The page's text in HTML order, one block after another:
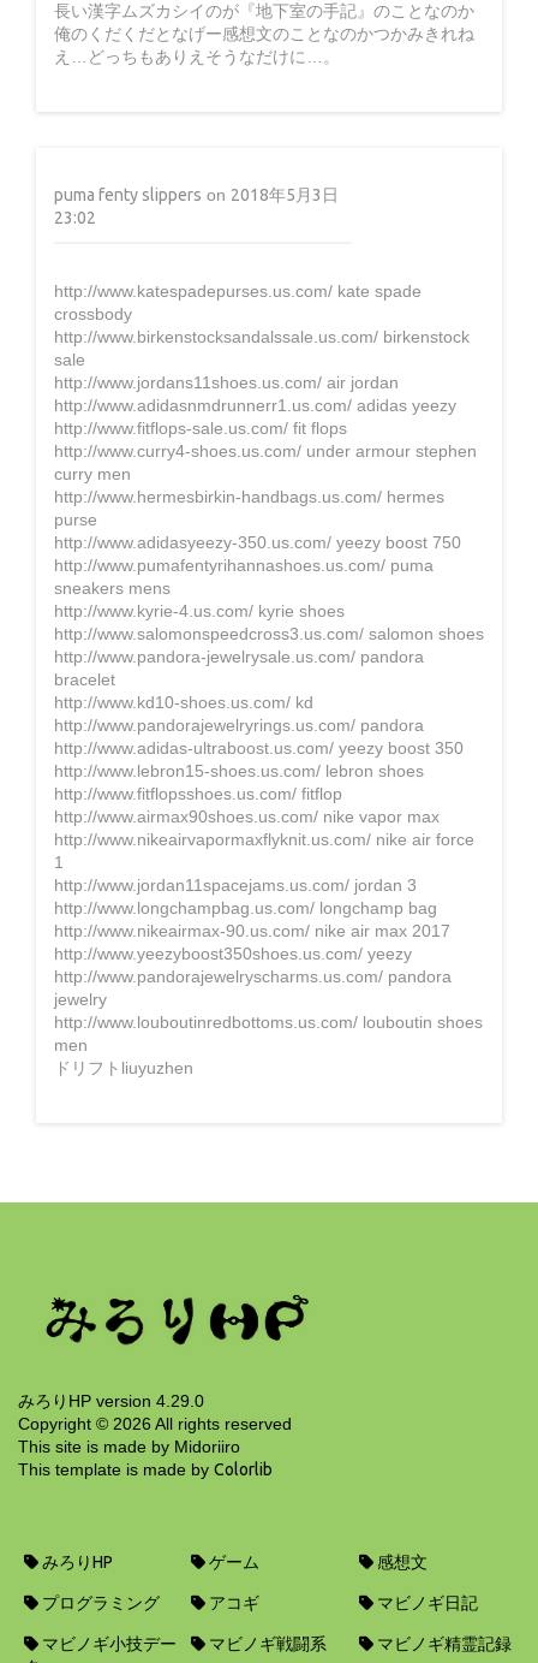
長い漢字ムズカシイのが『地下室の手記』のことなのか
俺のくだくだとなげー感想文のことなのかつかみきれね
え…どっちもありえそうなだけに…。
puma fenty slippers on 2018年5月3日
23:02
http://www.katespadepurses.us.com/ kate spade
crossbody
http://www.birkenstocksandalssale.us.com/ birkenstock
sale
http://www.jordans11shoes.us.com/ air jordan
http://www.adidasnmdrunnerr1.us.com/ adidas yeezy
http://www.fitflops-sale.us.com/ fit flops
http://www.curry4-shoes.us.com/ under armour stephen
curry men
http://www.hermesbirkin-handbags.us.com/ hermes
purse
http://www.adidasyeezy-350.us.com/ yeezy boost 750
http://www.pumafentyrihannashoes.us.com/ puma
sneakers mens
http://www.kyrie-4.us.com/ kyrie shoes
http://www.salomonspeedcross3.us.com/ salomon shoes
http://www.pandora-jewelrysale.us.com/ pandora
bracelet
http://www.kd10-shoes.us.com/ kd
http://www.pandorajewelryrings.us.com/ pandora
http://www.adidas-ultraboost.us.com/ yeezy boost 350
http://www.lebron15-shoes.us.com/ lebron shoes
http://www.fitflopsshoes.us.com/ fitflop
http://www.airmax90shoes.us.com/ nike vapor max
http://www.nikeairvapormaxflyknit.us.com/ nike air force
1
http://www.jordan11spacejams.us.com/ jordan 3
http://www.longchampbag.us.com/ longchamp bag
http://www.nikeairmax-90.us.com/ nike air max 2017
http://www.yeezyboost350shoes.us.com/ yeezy
http://www.pandorajewelryscharms.us.com/ pandora
jewelry
http://www.louboutinredbottoms.us.com/ louboutin shoes
men
ドリフトliuyuzhen
みろりHP version 4.29.0
Copyright © 2026 All rights reserved
This site is made by Midoriiro
This template is made by Colorlib
みろりHP ゲーム 感想文
プログラミング アコギ マビノギ日記
マビノギ小技デー
マビノギ戦闘系 マビノギ精霊記録